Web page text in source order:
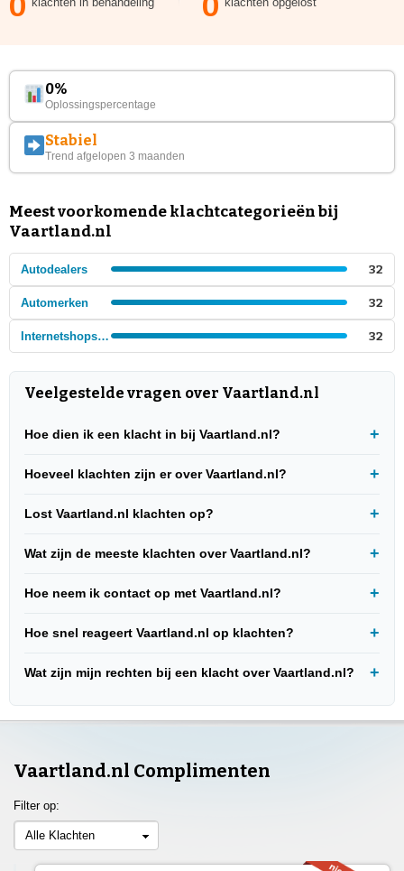
0%
Oplossingspercentage
Stabiel
Trend afgelopen 3 maanden
Meest voorkomende klachtcategorieën bij
Vaartland.nl
Autodealers 32
Automerken 32
Internetshops - Auto's en auto onderdelen 32
Veelgestelde vragen over Vaartland.nl
Hoe dien ik een klacht in bij Vaartland.nl?
Hoeveel klachten zijn er over Vaartland.nl?
Lost Vaartland.nl klachten op?
Wat zijn de meeste klachten over Vaartland.nl?
Hoe neem ik contact op met Vaartland.nl?
Hoe snel reageert Vaartland.nl op klachten?
Wat zijn mijn rechten bij een klacht over Vaartland.nl?
Vaartland.nl Complimenten
Filter op:
Alle Klachten